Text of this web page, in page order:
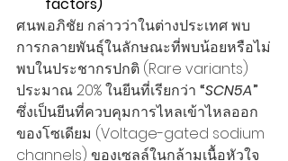
factors)
ศ.นพ.อภิชัย กล่าวว่าในต่างประเทศ พบ
การกลายพันธุ์ในลักษณะที่พบน้อยหรือไม่
พบในประชากรปกติ (Rare variants)
ประมาณ 20% ในยีนที่เรียกว่า “SCN5A”
ซึ่งเป็นยีนที่ควบคุมการไหลเข้าไหลออก
ของโซเดียม (Voltage-gated sodium
channels) ของเซลล์ในกล้ามเนื้อหัวใจ